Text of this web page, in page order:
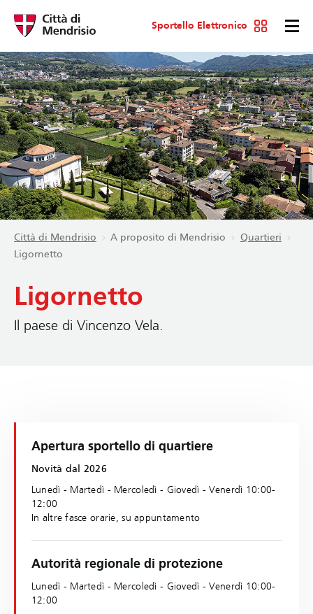
Sportello Elettronico
Città di Mendrisio A proposito di Mendrisio
Quartieri
Ligornetto
Ligornetto
Il paese di Vincenzo Vela.
Apertura sportello di quartiere
Novità dal 2026
Lunedì - Martedì - Mercoledì - Giovedì - Venerdì 10:00-
12:00
In altre fasce orarie, su appuntamento
Autorità regionale di protezione
Lunedì - Martedì - Mercoledì - Giovedì - Venerdì 10:00-
12:00